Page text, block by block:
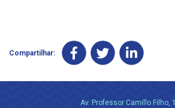
Compartilhar:
Av. Professor Camillo Filho,